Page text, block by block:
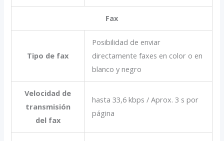
Fax
Tipo de fax
Posibilidad de enviar
directamente faxes en color o en
blanco y negro
Velocidad de
transmisión
del fax
hasta 33,6 kbps / Aprox. 3 s por
página